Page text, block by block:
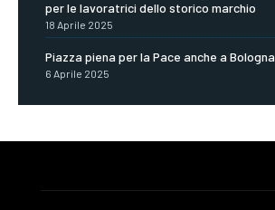
per le lavoratrici dello storico marchio
18 Aprile 2025
Piazza piena per la Pace anche a Bologna
6 Aprile 2025